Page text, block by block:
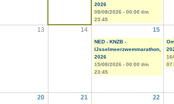
2026
08/08/2026 - 00:00 t/m
23:45
13 14 15
NED - KNZB -
IJsselmeerzwemmarathon,
2026
15/08/2026 - 00:00 t/m
23:45
20 21 22